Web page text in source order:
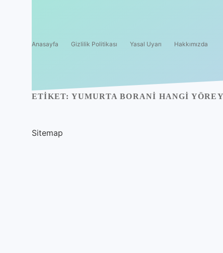
Anasayfa Gizlilik Politikası Yasal Uyarı Hakkımızda
ETIKET: YUMURTA BORANI HANGI
Sitemap